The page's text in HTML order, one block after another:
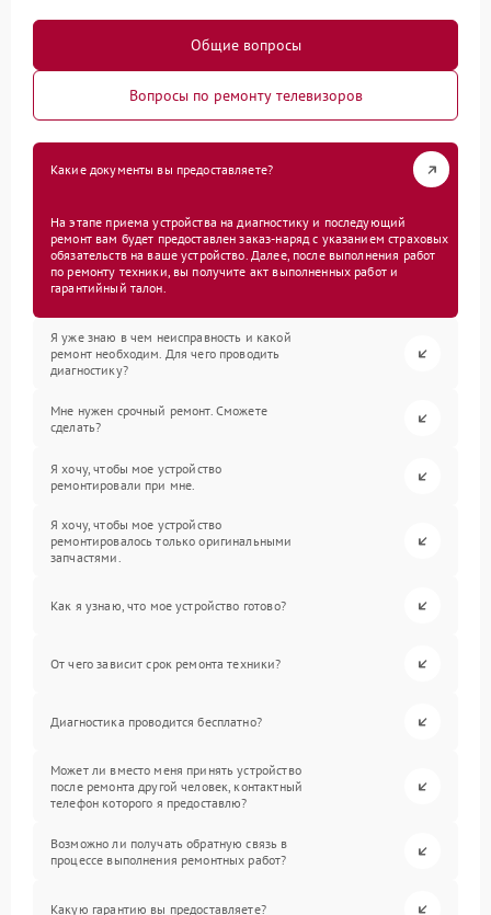
Общие вопросы
Вопросы по ремонту телевизоров
Какие документы вы предоставляете?
На этапе приема устройства на диагностику и последующий
ремонт вам будет предоставлен заказ-наряд с указанием страховых
обязательств на ваше устройство. Далее, после выполнения работ
по ремонту техники, вы получите акт выполненных работ и
гарантийный талон.
Я уже знаю в чем неисправность и какой
ремонт необходим. Для чего проводить
диагностику?
Мне нужен срочный ремонт. Сможете
сделать?
Я хочу, чтобы мое устройство
ремонтировали при мне.
Я хочу, чтобы мое устройство
ремонтировалось только оригинальными
запчастями.
Как я узнаю, что мое устройство готово?
От чего зависит срок ремонта техники?
Диагностика проводится бесплатно?
Может ли вместо меня принять устройство
после ремонта другой человек, контактный
телефон которого я предоставлю?
Возможно ли получать обратную связь в
процессе выполнения ремонтных работ?
Какую гарантию вы предоставляете?